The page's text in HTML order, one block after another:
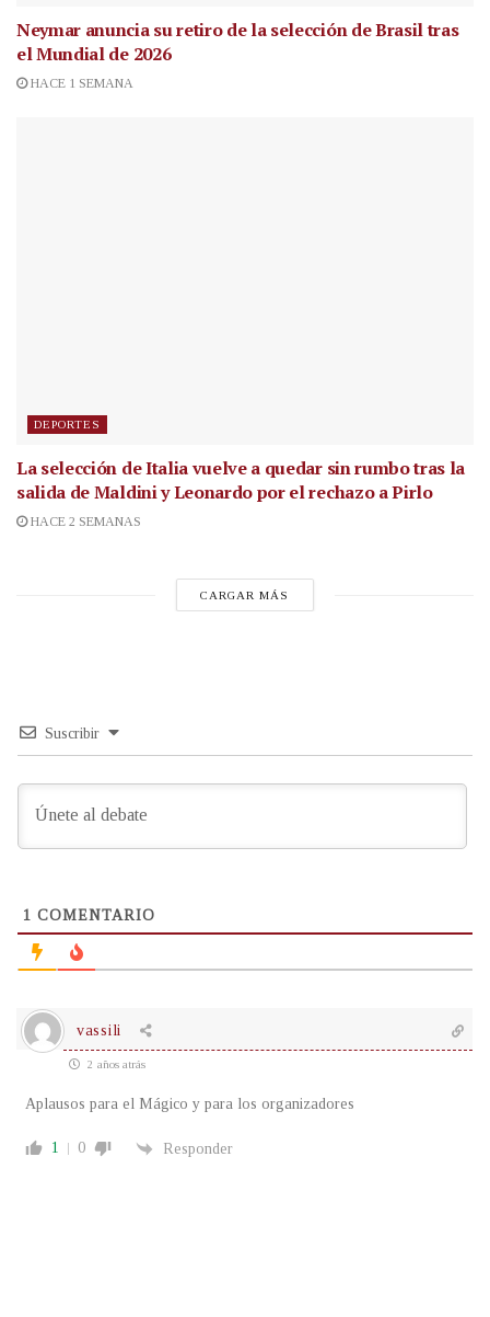
Neymar anuncia su retiro de la selección de Brasil tras
el Mundial de 2026
HACE 1 SEMANA
DEPORTES
La selección de Italia vuelve a quedar sin rumbo tras la
salida de Maldini y Leonardo por el rechazo a Pirlo
HACE 2 SEMANAS
CARGAR MÁS
Suscribir
1 COMENTARIO
vassili
2 años atrás
Aplausos para el Mágico y para los organizadores
1 0 Responder